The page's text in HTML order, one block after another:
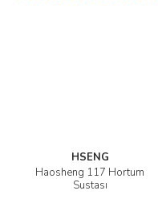
HSENG
Haosheng 117 Hortum
Sustası